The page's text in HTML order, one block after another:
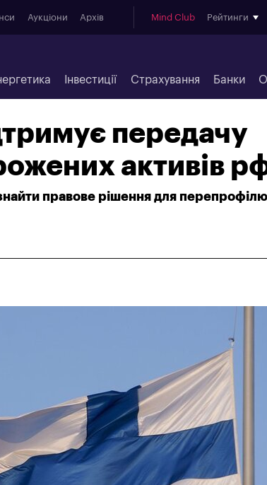
Аукціони Архів Mind Club Рейтинги
Інвестиції Страхування Банки
передачу
активів
правове рішення для